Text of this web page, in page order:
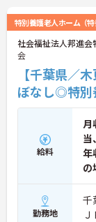
手厚い福利厚生
特別養護老人ホーム（特
社会福祉法人邦進
会
【千葉県／
ぼなし◎特別
給料
月
当
年
の
勤務地
千